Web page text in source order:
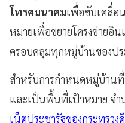
โทรคมนาคมเพื่อขับเคลื่อ
หมายเพื่อขยายโครงข่ายอิน
ครอบคลุมทุกหมู่บ้านของป
สำหรับการกำหนดหมู่บ้าน
และเป็นพื้นที่เป้าหมาย จ
เน็ตประชารัฐของกระทรว